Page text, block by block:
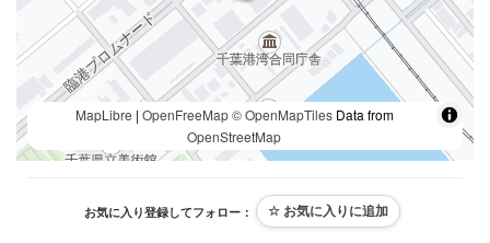
MapLibre | OpenFreeMap © OpenMapTilesData from
OpenStreetMap
お気に入り登録してフォロー：